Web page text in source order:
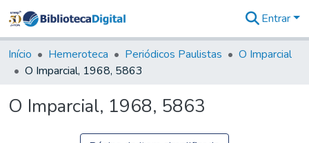
&
Coleções
Tudo na
Digital
Entrar
Início Hemeroteca Periódicos Paulistas
O Imparcial
O Imparcial, 1968, 5863
O Imparcial, 1968, 5863